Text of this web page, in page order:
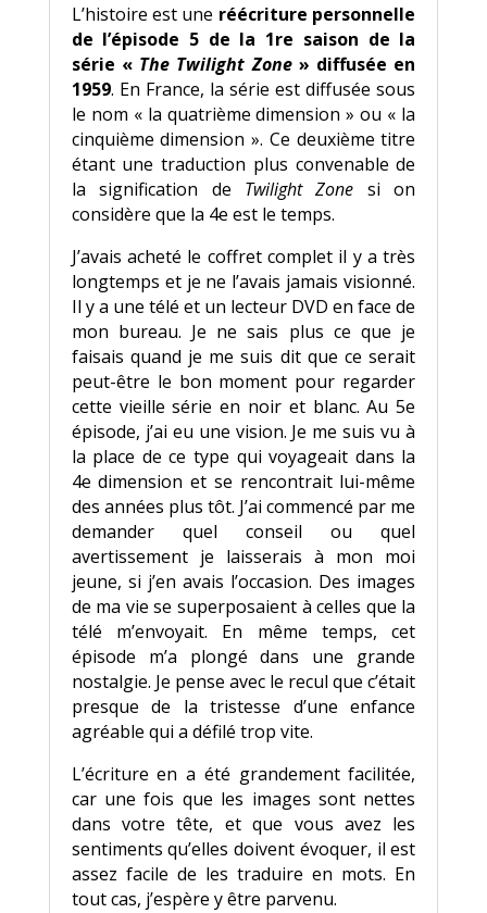
odeur, mais sa mère en mettait partout pour
chasser les moustiques. Des cris attirent son
attention à sa gauche.
Sur le côté de l’immeuble, un bac à sable
enjambé par une poutre en bois est aménagé
au milieu d’une pelouse. Derrière, une colline
couverte de mauvaises herbes sert de piste
de luge l’hiver.
L’histoire est une réécriture personnelle
de l’épisode 5 de la 1re saison de la
série « The Twilight Zone» diffusée en
1959. En France, la série est diffusée sous
le nom « la quatrième dimension » ou « la
cinquième dimension ». Ce deuxième titre
étant une traduction plus convenable de
la signification de Twilight Zone si on
considère que la 4e est le temps.
J’avais acheté le coffret complet il y a très
longtemps et je ne l’avais jamais visionné.
Il y a une télé et un lecteur DVD en face de
mon bureau. Je ne sais plus ce que je
faisais quand je me suis dit que ce serait
peut-être le bon moment pour regarder
cette vieille série en noir et blanc. Au 5e
épisode, j’ai eu une vision. Je me suis vu à
la place de ce type qui voyageait dans la
4e dimension et se rencontrait lui-même
des années plus tôt. J’ai commencé par me
demander quel conseil ou quel
avertissement je laisserais à mon moi
jeune, si j’en avais l’occasion. Des images
de ma vie se superposaient à celles que la
télé m’envoyait. En même temps, cet
épisode m’a plongé dans une grande
nostalgie. Je pense avec le recul que c’était
presque de la tristesse d’une enfance
agréable qui a défilé trop vite.
L’écriture en a été grandement facilitée,
car une fois que les images sont nettes
dans votre tête, et que vous avez les
sentiments qu’elles doivent évoquer, il est
assez facile de les traduire en mots. En
tout cas, j’espère y être parvenu.